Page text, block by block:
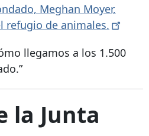
Meghan Moyer,
refugio de animales.
llegamos a los 1.500
la Junta